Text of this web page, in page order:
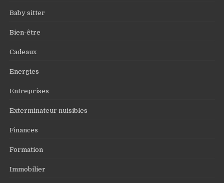
Baby sitter
Bien-être
Cadeaux
Energies
Entreprises
Exterminateur nuisibles
Finances
Formation
Immobilier